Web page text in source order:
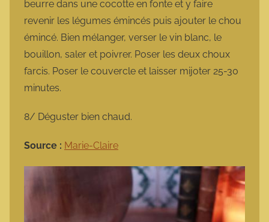
beurre dans une cocotte en fonte et y faire
revenir les légumes émincés puis ajouter le chou
émincé. Bien mélanger, verser le vin blanc, le
bouillon, saler et poivrer. Poser les deux choux
farcis. Poser le couvercle et laisser mijoter 25-30
minutes.
8/ Déguster bien chaud.
Source : Marie-Claire